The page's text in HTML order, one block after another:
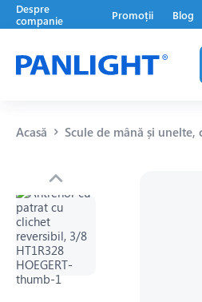
Despre
companie
Promoții Blog
Acasă Scule de mână și